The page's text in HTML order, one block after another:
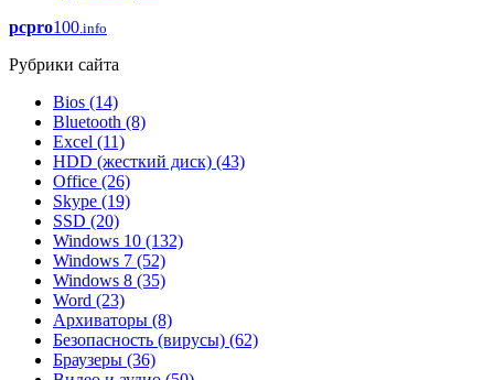
pcpro100.info
Рубрики сайта
Bios (14)
Bluetooth (8)
Excel (11)
HDD (жесткий диск) (43)
Office (26)
Skype (19)
SSD (20)
Windows 10 (132)
Windows 7 (52)
Windows 8 (35)
Word (23)
Архиваторы (8)
Безопасность (вирусы) (62)
Браузеры (36)